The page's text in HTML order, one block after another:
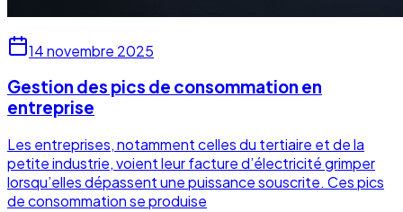
14 novembre 2025
Gestion des pics de consommation en
entreprise
Les entreprises, notamment celles du tertiaire et de la
petite industrie, voient leur facture d’électricité grimper
lorsqu’elles dépassent une puissance souscrite. Ces pics
de consommation se produise